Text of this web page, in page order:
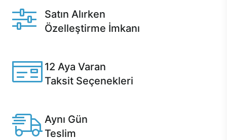
Satın Alırken
Özelleştirme İmkanı
12 Aya Varan
Taksit Seçenekleri
Aynı Gün
Teslim